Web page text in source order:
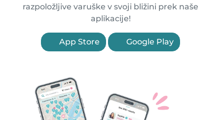
razpoložljive varuške v svoji bližini prek naše
aplikacije!
App Store Google Play